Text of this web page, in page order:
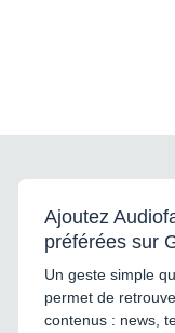
Ajoutez
préférées sur
Un geste simple
permet de
contenus : news,